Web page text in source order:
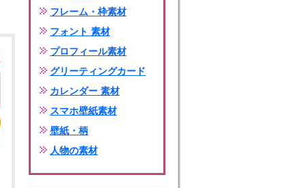
フレーム・枠素材
フォント 素材
プロフィール素材
グリーティングカード
カレンダー 素材
スマホ壁紙素材
壁紙・柄
人物の素材